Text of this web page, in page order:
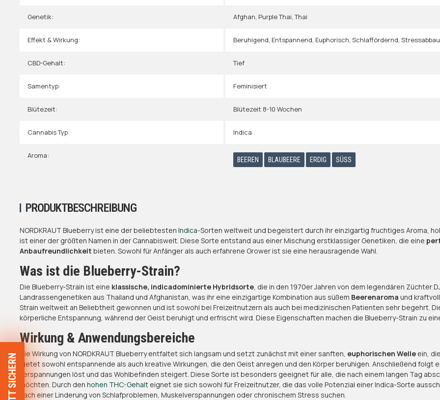
Genetik: Afghan, Purple Thai,Thai
Effekt & Wirkung: Beruhigend, Entspannend, Euphorisch, Schlaffördernd,
CBD-Gehalt: Tief
Samentyp: Feminisiert
Blütezeit: Blütezeit 8-10 Wochen
Cannabis Typ: Indica
Aroma: BEEREN BLAUBEERE ERDIG SÜSS
PRODUKTBESCHREIBUNG
NORDKRAUT Blueberry ist eine der beliebtesten Indica-Sorten weltweit und begeistert durch ihr einzigartig fruchtiges Aroma,
ist einer der größten Namen in der Cannabiswelt. Diese Sorte entstand aus einer Mischung erstklassiger Genetiken, die eine
Anbaufreundlichkeit bieten. Sowohl für Anfänger als auch erfahrene Grower ist sie eine herausragende Wahl.
Was ist die Blueberry-Strain?
Die Blueberry-Strain ist eine klassische, indicadominierte Hybridsorte , die in den 1970er Jahren von dem legendären
Landrassengenetiken aus Thailand und Afghanistan, was ihr eine einzigartige Kombination aus süßem Beerenaroma und
Strain weltweit an Beliebtheit gewonnen und ist sowohl bei Freizeitnutzern als auch bei medizinischen Patienten sehr begehrt.
körperliche Entspannung, während der Geist beruhigt und erfrischt wird. Diese Eigenschaften machen die Blueberry-Strain zu
Wirkung & Anwendungsbereiche
Die Wirkung von NORDKRAUT Blueberry entfaltet sich langsam und setzt zunächst mit einer sanften, euphorischen Welle ein,
bietet sowohl entspannende als auch kreative Wirkungen, die den Geist anregen und den Körper beruhigen. Anschließend
Verspannungen löst und das Wohlbefinden steigert. Diese Sorte ist besonders geeignet für alle, die nach einem langen Tag
möchten. Durch den hohen THC-Gehalt eignet sie sich sowohl für Freizeitnutzer, die das volle Potenzial einer Indica-Sorte
nach einer Linderung von Schlafproblemen, Muskelverspannungen oder chronischem Stress suchen.